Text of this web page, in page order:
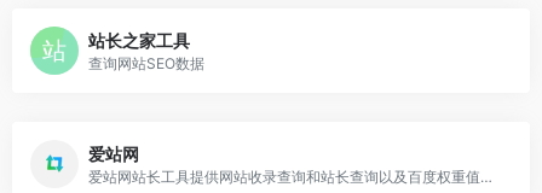
站长之家工具
查询网站SEO数据
爱站网
爱站网站长工具提供网站收录查询和站长查询以及百度权重值查询等多个站长工具，免费查询各种工具，包括有关键词排名查询，百度收录查询等。